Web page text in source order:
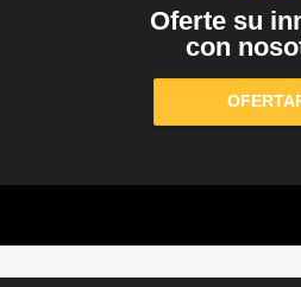
Oferte su
con